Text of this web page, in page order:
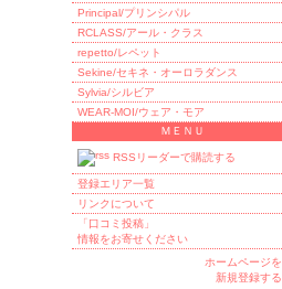
Principal/プリンシパル
RCLASS/アール・クラス
repetto/レペット
Sekine/セキネ・オーロラダンス
Sylvia/シルビア
WEAR-MOI/ウェア・モア
ＭＥＮＵ
RSSリーダーで購読する
登録エリア一覧
リンクについて
「口コミ投稿」
情報をお寄せください
ホームページを
新規登録する